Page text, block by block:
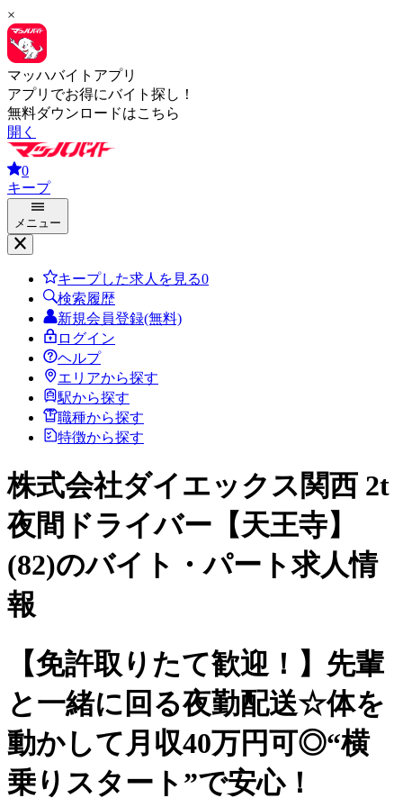
×
マッハバイトアプリ
アプリでお得にバイト探し！
無料ダウンロードはこちら
開く
0
キープ
メニュー
キープした求人を見る0
検索履歴
新規会員登録(無料)
ログイン
ヘルプ
エリアから探す
駅から探す
職種から探す
特徴から探す
株式会社ダイエックス関西 2t
夜間ドライバー【天王寺】
(82)のバイト・パート求人情
報
【免許取りたて歓迎！】先輩
と一緒に回る夜勤配送☆体を
動かして月収40万円可◎“横
乗りスタート”で安心！